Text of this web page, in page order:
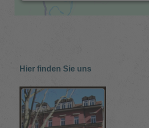
Hier finden Sie uns